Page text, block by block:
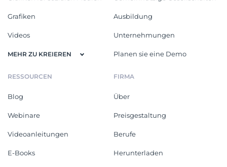
Grafiken
Videos
MEHR ZU KREIEREN
Ausbildung
Unternehmungen
Planen sie eine Demo
RESSOURCEN
Blog
Webinare
Videoanleitungen
E-Books
FIRMA
Über
Preisgestaltung
Berufe
Herunterladen